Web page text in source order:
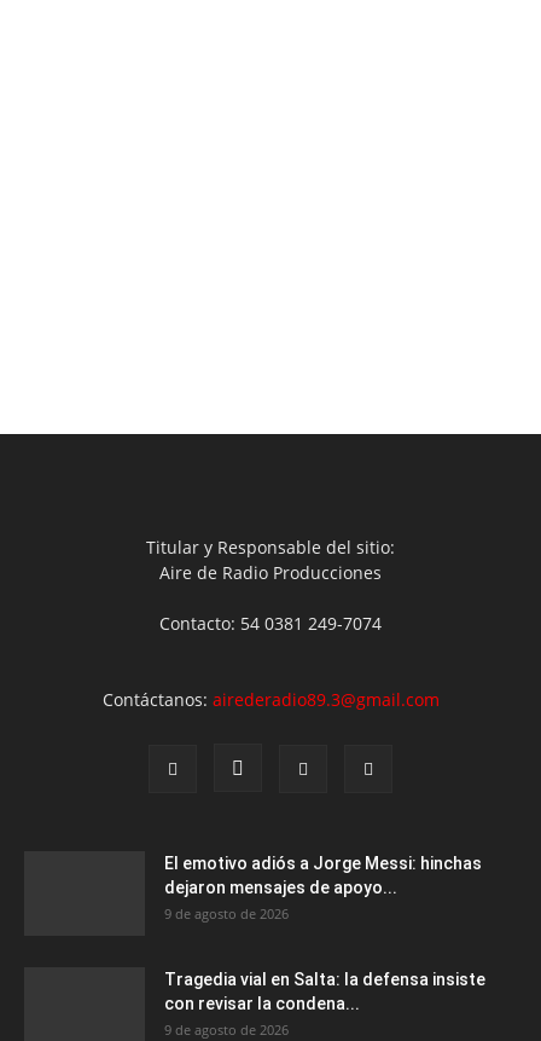
Titular y Responsable del sitio:
Aire de Radio Producciones
Contacto: 54 0381 249-7074
Contáctanos: airederadio89.3@gmail.com
El emotivo adiós a Jorge Messi: hinchas
dejaron mensajes de apoyo...
9 de agosto de 2026
Tragedia vial en Salta: la defensa insiste
con revisar la condena...
9 de agosto de 2026